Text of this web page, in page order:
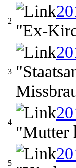
2
"Ex-
3
4
"Mutter
5